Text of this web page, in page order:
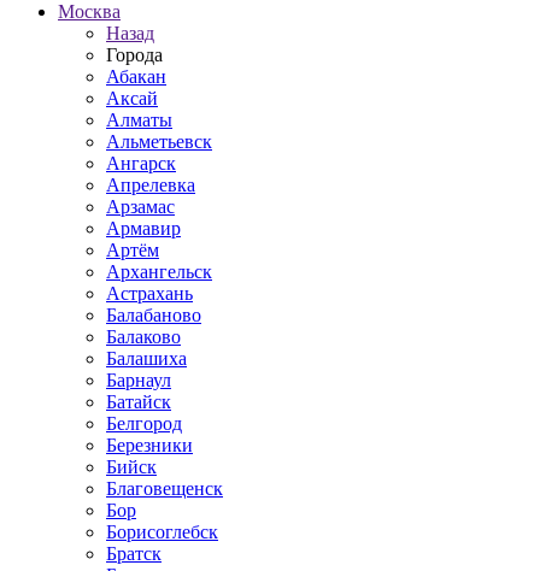
Москва
Назад
Города
Абакан
Аксай
Алматы
Альметьевск
Ангарск
Апрелевка
Арзамас
Армавир
Артём
Архангельск
Астрахань
Балабаново
Балаково
Балашиха
Барнаул
Батайск
Белгород
Березники
Бийск
Благовещенск
Бор
Борисоглебск
Братск